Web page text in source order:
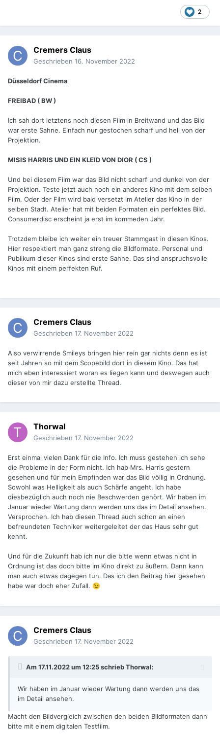
2
Cremers Claus
Geschrieben 16. November 2022
Düsseldorf Cinema
FREIBAD ( BW )
Ich sah dort letztens noch diesen Film in Breitwand und das Bild
war erste Sahne. Einfach nur gestochen scharf und hell von der
Projektion.
MISIS HARRIS UND EIN KLEID VON DIOR ( CS )
Und bei diesem Film war das Bild nicht scharf und dunkel von der
Projektion. Teste jetzt auch noch ein anderes Kino mit dem selben
Film. Oder der Film wird bald versetzt im Atelier das Kino in der
selben Stadt. Atelier hat mit beiden Formaten ein perfektes Bild.
Consumerdisc erscheint ja erst im kommeden Jahr.
Trotzdem bleibe ich weiter ein treuer Stammgast in diesen Kinos.
Hier respektiert man ganz streng die Bildformate. Personal und
Publikum dieser Kinos sind erste Sahne. Das sind anspruchsvolle
Kinos mit einem perfekten Ruf.
Cremers Claus
Geschrieben 17. November 2022
Also verwirrende Smileys bringen hier rein gar nichts denn es ist
seit Jahren so mit dem Scopebild dort in diesem Kino. Das hat
mich eben interessiert woran es liegen kann und deswegen auch
dieser von mir dazu erstellte Thread.
Thorwal
Geschrieben 17. November 2022
Erst einmal vielen Dank für die Info. Ich muss gestehen ich sehe
die Probleme in der Form nicht. Ich hab Mrs. Harris gestern
gesehen und für mein Empfinden war das Bild völlig in Ordnung.
Sowohl was Helligkeit als auch Schärfe angeht. Ich habe
diesbezüglich auch noch nie Beschwerden gehört. Wir haben im
Januar wieder Wartung dann werden uns das im Detail ansehen.
Versprochen. Ich hab diesen Thread auch schon an einen
befreundeten Techniker weitergeleitet der das Haus sehr gut
kennt.
Und für die Zukunft hab ich nur die bitte wenn etwas nicht in
Ordnung ist das doch bitte im Kino direkt zu äußern. Dann kann
man auch etwas dagegen tun. Das ich den Beitrag hier gesehen
habe war doch eher Zufall. 😉
Cremers Claus
Geschrieben 17. November 2022
Am 17.11.2022 um 12:25 schriebThorwal:
Wir haben im Januar wieder Wartung dann werden uns das
im Detail ansehen.
Macht den Bildvergleich zwischen den beiden Bildformaten dann
bitte mit einem digitalen Testfilm.